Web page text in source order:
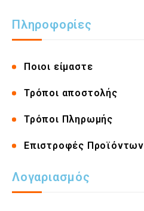
Πληροφορίες
Ποιοι είμαστε
Τρόποι αποστολής
Τρόποι Πληρωμής
Επιστροφές Προϊόντων
Λογαριασμός